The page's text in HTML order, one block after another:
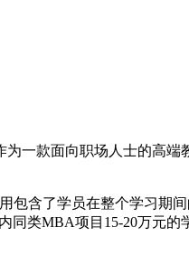
为一款面向职场人士的高端
包含了学员在整个学习期
类MBA项目15-20万元